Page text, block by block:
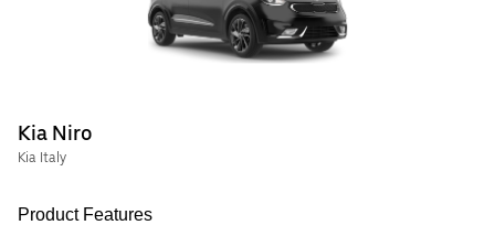
Kia Niro
Kia Italy
Product Features